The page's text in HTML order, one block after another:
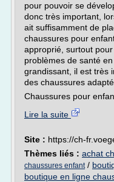
pour pouvoir se
donc très important,
ait suffisamment de
chaussures pour
approprié, surtout
problèmes de santé
grandissant, il est très
des chaussures
Chaussures pour
Lire la suite
Site : https://ch-
Thèmes liés : achat
chaussures enfant/
boutique en ligne